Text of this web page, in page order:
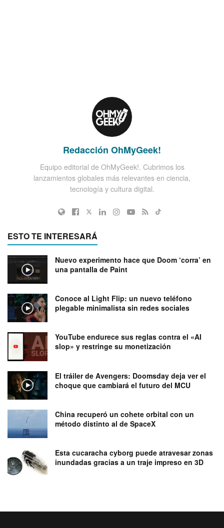
Redacción OhMyGeek!
Equipo editorial de OhMyGeek!. Cubrimos los
lanzamientos globales más relevantes en ciencia,
tecnología y cultura digital.
ESTO TE INTERESARÁ
Nuevo experimento hace que Doom ‘corra’ en
una pantalla de Paint
Conoce al Light Flip: un nuevo teléfono
plegable minimalista sin redes sociales
YouTube endurece sus reglas contra el «AI
slop» y restringe su monetización
El tráiler de Avengers: Doomsday deja ver el
choque que cambiará el futuro del MCU
China recuperó un cohete orbital con un
método distinto al de SpaceX
Esta cucaracha cyborg puede atravesar zonas
inundadas gracias a un traje impreso en 3D